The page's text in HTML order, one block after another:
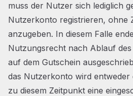
muss der Nutzer sich lediglich
Nutzerkonto registrieren, ohne
anzugeben. In diesem Falle
Nutzungsrecht nach Ablauf
auf dem Gutschein
das Nutzerkonto wird entweder
zu diesem Zeitpunkt eine